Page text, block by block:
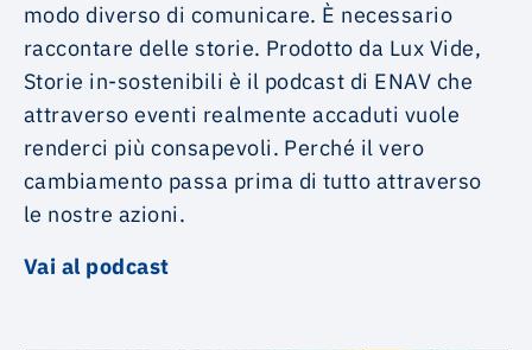
modo diverso di comunicare. È necessario
raccontare delle storie. Prodotto da Lux Vide,
Storie in-sostenibili è il podcast di ENAV che
attraverso eventi realmente accaduti vuole
renderci più consapevoli. Perché il vero
cambiamento passa prima di tutto attraverso
le nostre azioni.
Vai al podcast